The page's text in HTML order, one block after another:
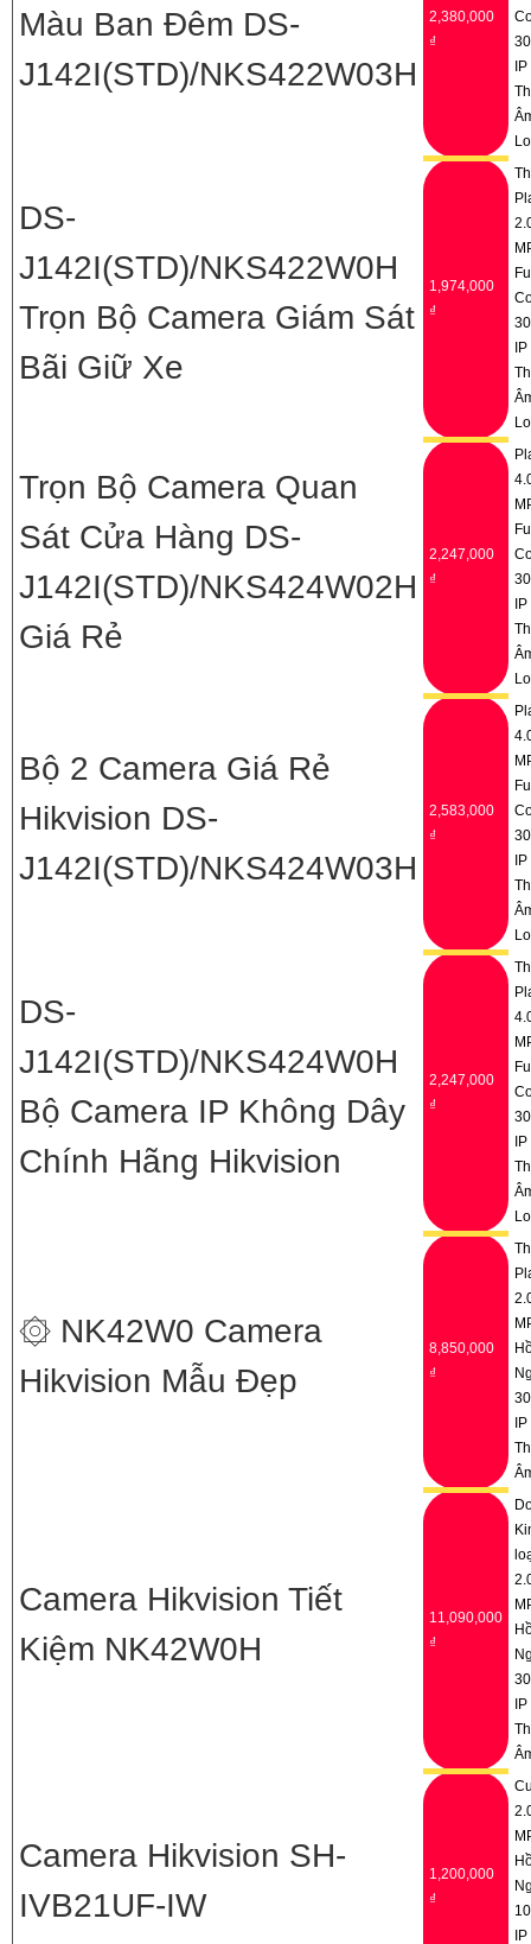
Màu Ban Đêm DS-
J142I(STD)/NKS422W03H
2,380,000
₫
IP
DS-
J142I(STD)/NKS422W0H
Trọn Bộ Camera Giám Sát
Bãi Giữ Xe
1,974,000
₫
IP
Trọn Bộ Camera Quan
Sát Cửa Hàng DS-
J142I(STD)/NKS424W02H
Giá Rẻ
2,247,000
₫
IP
Bộ 2 Camera Giá Rẻ
Hikvision DS-
J142I(STD)/NKS424W03H
2,583,000
₫
IP
DS-
J142I(STD)/NKS424W0H
Bộ Camera IP Không Dây
Chính Hãng Hikvision
2,247,000
₫
IP
۞ NK42W0 Camera
Hikvision Mẫu Đẹp
8,850,000
₫
IP
Camera Hikvision Tiết
Kiệm NK42W0H
11,090,000
₫
IP
Camera Hikvision SH-
IVB21UF-IW
1,200,000
₫
IP